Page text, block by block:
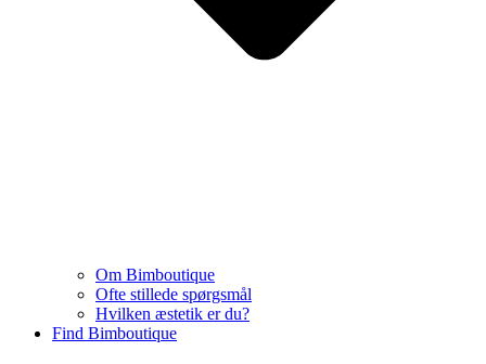
Om Bimboutique
Ofte stillede spørgsmål
Hvilken æstetik er du?
Find Bimboutique